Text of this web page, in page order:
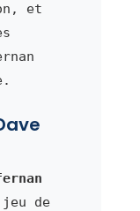
et
de